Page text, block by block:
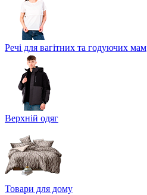
Речі для вагітних та годуючих мам
Верхній одяг
Товари для дому